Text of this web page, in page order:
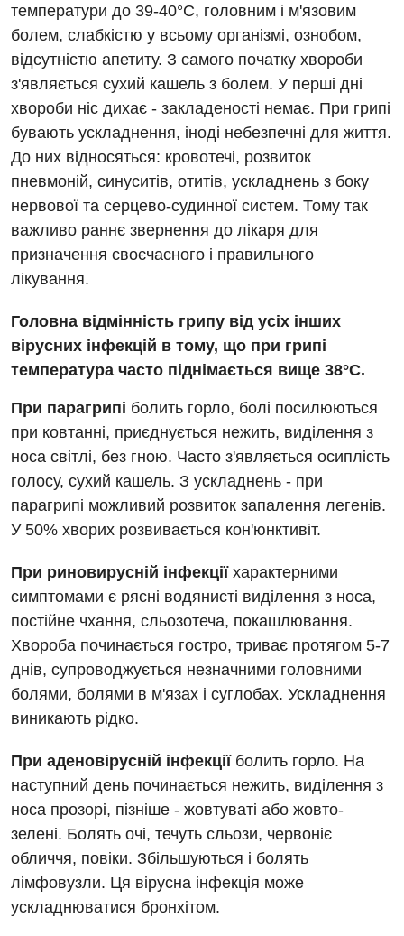
Рентгенографія
УЗД
Для дорослих
Акушерство і гінекологія
Алергологія, імунологія
Безоплатні послуги
Вакцинація
Відділення інтенсивної терапії
Відділення кардіосудинної патології та неврології
Відділення невідкладних станів
Гастроентерологія
Гінекологічне відділення
Денний стаціонар
Дієтологія
Ендокринологія
Кардіологія
Кардіохірургія
Мамологія
Медична психологія
Неврологія
Нейрохірургія
Онкологічне відділлення
Оториноларингологія
Діагностичне відділення
Ендоскопічне відділення
Онкологічне відділлення
Офтальмологічне відділення
Педіатричне відділення
Терапевтичне відділення
Травматологічне відділення
Урологічне відділення
Швидка медична допомога
Лікування гострого інфаркту
Українська
Російська
температури до 39-40°С, головним і м'язовим
болем, слабкістю у всьому організмі, ознобом,
відсутністю апетиту. З самого початку хвороби
з'являється сухий кашель з болем. У перші дні
хвороби ніс дихає - закладеності немає. При грипі
бувають ускладнення, іноді небезпечні для життя.
До них відносяться: кровотечі, розвиток
пневмоній, синуситів, отитів, ускладнень з боку
нервової та серцево-судинної систем. Тому так
важливо раннє звернення до лікаря для
призначення своєчасного і правильного
лікування.
Головна відмінність грипу від усіх інших
вірусних інфекцій в тому, що при грипі
температура часто піднімається вище 38°С.
При парагрипі болить горло, болі посилюються
при ковтанні, приєднується нежить, виділення з
носа світлі, без гною. Часто з'являється осиплість
голосу, сухий кашель. З ускладнень - при
парагрипі можливий розвиток запалення легенів.
У 50% хворих розвивається кон'юнктивіт.
При риновирусній інфекції характерними
симптомами є рясні водянисті виділення з носа,
постійне чхання, сльозотеча, покашлювання.
Хвороба починається гостро, триває протягом 5-7
днів, супроводжується незначними головними
болями, болями в м'язах і суглобах. Ускладнення
виникають рідко.
При аденовірусній інфекції болить горло. На
наступний день починається нежить, виділення з
носа прозорі, пізніше - жовтуваті або жовто-
зелені. Болять очі, течуть сльози, червоніє
обличчя, повіки. Збільшуються і болять
лімфовузли. Ця вірусна інфекція може
ускладнюватися бронхітом.